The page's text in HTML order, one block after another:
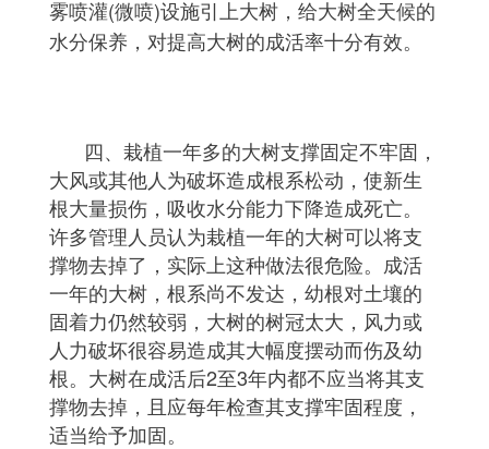
雾喷灌(微喷)设施引上大树，给大树全天候的
水分保养，对提高大树的成活率十分有效。
四、栽植一年多的大树支撑固定不牢固，
大风或其他人为破坏造成根系松动，使新生
根大量损伤，吸收水分能力下降造成死亡。
许多管理人员认为栽植一年的大树可以将支
撑物去掉了，实际上这种做法很危险。成活
一年的大树，根系尚不发达，幼根对土壤的
固着力仍然较弱，大树的树冠太大，风力或
人力破坏很容易造成其大幅度摆动而伤及幼
根。大树在成活后2至3年内都不应当将其支
撑物去掉，且应每年检查其支撑牢固程度，
适当给予加固。